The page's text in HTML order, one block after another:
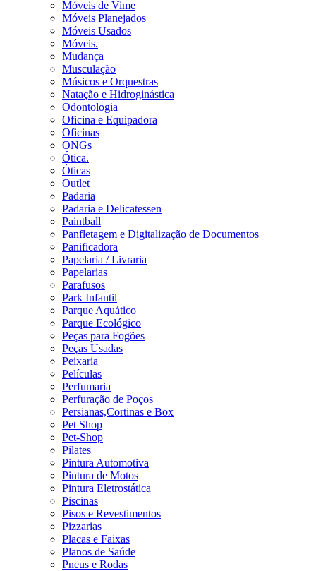
Móveis de Vime
Móveis Planejados
Móveis Usados
Móveis.
Mudança
Musculação
Músicos e Orquestras
Natação e Hidroginástica
Odontologia
Oficina e Equipadora
Oficinas
ONGs
Ótica.
Óticas
Outlet
Padaria
Padaria e Delicatessen
Paintball
Panfletagem e Digitalização de Documentos
Panificadora
Papelaria / Livraria
Papelarias
Parafusos
Park Infantil
Parque Aquático
Parque Ecológico
Peças para Fogões
Peças Usadas
Peixaria
Películas
Perfumaria
Perfuração de Poços
Persianas,Cortinas e Box
Pet Shop
Pet-Shop
Pilates
Pintura Automotiva
Pintura de Motos
Pintura Eletrostática
Piscinas
Pisos e Revestimentos
Pizzarias
Placas e Faixas
Planos de Saúde
Pneus e Rodas